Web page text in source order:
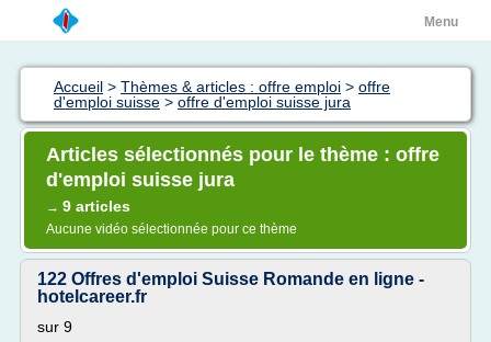
Menu
Accueil > Thèmes & articles : offre emploi > offre
d'emploi suisse > offre d'emploi suisse jura
Articles sélectionnés pour le thème : offre
d'emploi suisse jura
→ 9 articles
Aucune vidéo sélectionnée pour ce thème
122 Offres d'emploi Suisse Romande en ligne -
hotelcareer.fr
sur 9